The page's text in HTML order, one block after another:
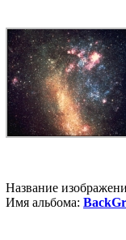
Название
Имя альбома: